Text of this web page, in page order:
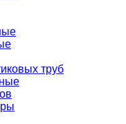
труб